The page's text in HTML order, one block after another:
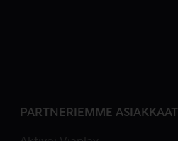
PARTNERIEMME ASIAKKAAT